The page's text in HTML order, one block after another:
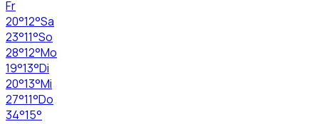
Fr
20°12°Sa
23°11°So
28°12°Mo
19°13°Di
20°13°Mi
27°11°Do
34°15°